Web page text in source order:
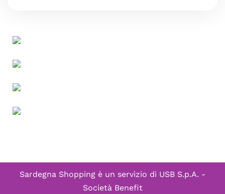
Sardegna Shopping è un servizio di USB S.p.A. -
Società Benefit